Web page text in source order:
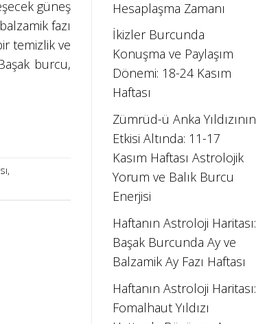
güneş
fazı
temizlik ve
burcu,
,
Hesaplaşma Zamanı
İkizler Burcunda
Konuşma ve Paylaşım
Dönemi: 18-24 Kasım
Haftası
Zümrüd-ü Anka Yıldızının
Etkisi Altında: 11-17
Kasım Haftası Astrolojik
Yorum ve Balık Burcu
Enerjisi
Haftanın Astroloji Haritası:
Başak Burcunda Ay ve
Balzamik Ay Fazı Haftası
Haftanın Astroloji Haritası:
Fomalhaut Yıldızı